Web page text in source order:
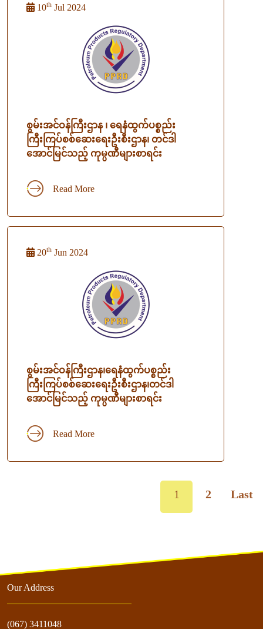
10th Jul 2024
စွမ်းအင်ဝန်ကြီးဌာန ၊ ရေနံထွက်ပစ္စည်း
ကြီးကြပ်စစ်ဆေးရေးဦးစီးဌာန၊ တင်ဒါ
အောင်မြင်သည့် ကုမ္ပဏီများစာရင်း
Read More
20th Jun 2024
စွမ်းအင်ဝန်ကြီးဌာန၊ရေနံထွက်ပစ္စည်း
ကြီးကြပ်စစ်ဆေးရေးဦးစီးဌာန၊တင်ဒါ
အောင်မြင်သည့် ကုမ္ပဏီများစာရင်း
Read More
1 2 Last
Our Address
(067) 3411048